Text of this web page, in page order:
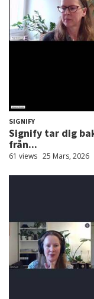
SIGNIFY
Signify tar dig
från...
61 views 25 Mars, 2026